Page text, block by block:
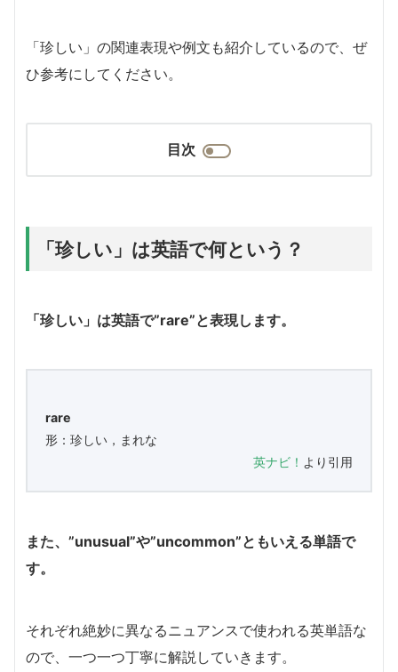
「珍しい」の関連表現や例文も紹介しているので、ぜ
ひ参考にしてください。
目次
「珍しい」は英語で何という？
「珍しい」は英語で”rare”と表現します。
rare
形：珍しい，まれな
英ナビ！ より引用
また、”unusual”や”uncommon”ともいえる単語で
す。
それぞれ絶妙に異なるニュアンスで使われる英単語な
ので、一つ一つ丁寧に解説していきます。